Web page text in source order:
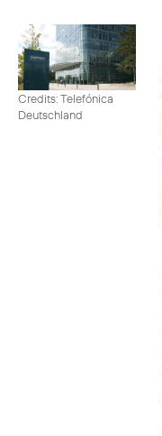
Credits: Telefónica
Deutschland